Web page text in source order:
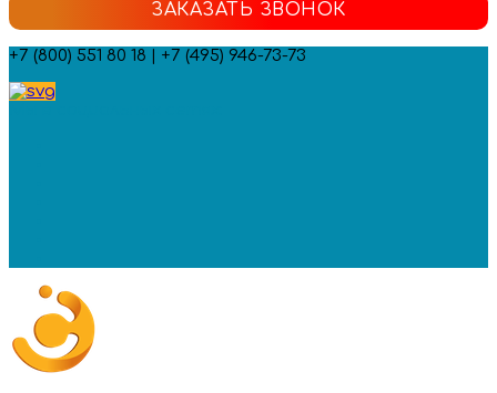
ЗАКАЗАТЬ ЗВОНОК
+7 (800) 551 80 18 | +7 (495) 946-73-73